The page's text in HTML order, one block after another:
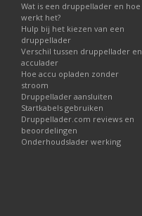
Wat is een druppellader en hoe
werkt het?
Hulp bij het kiezen van een
druppellader
Verschil tussen druppellader en
acculader
Hoe accu opladen zonder
stroom
Druppellader aansluiten
Startkabels gebruiken
Druppellader.com reviews en
beoordelingen
Onderhoudslader werking